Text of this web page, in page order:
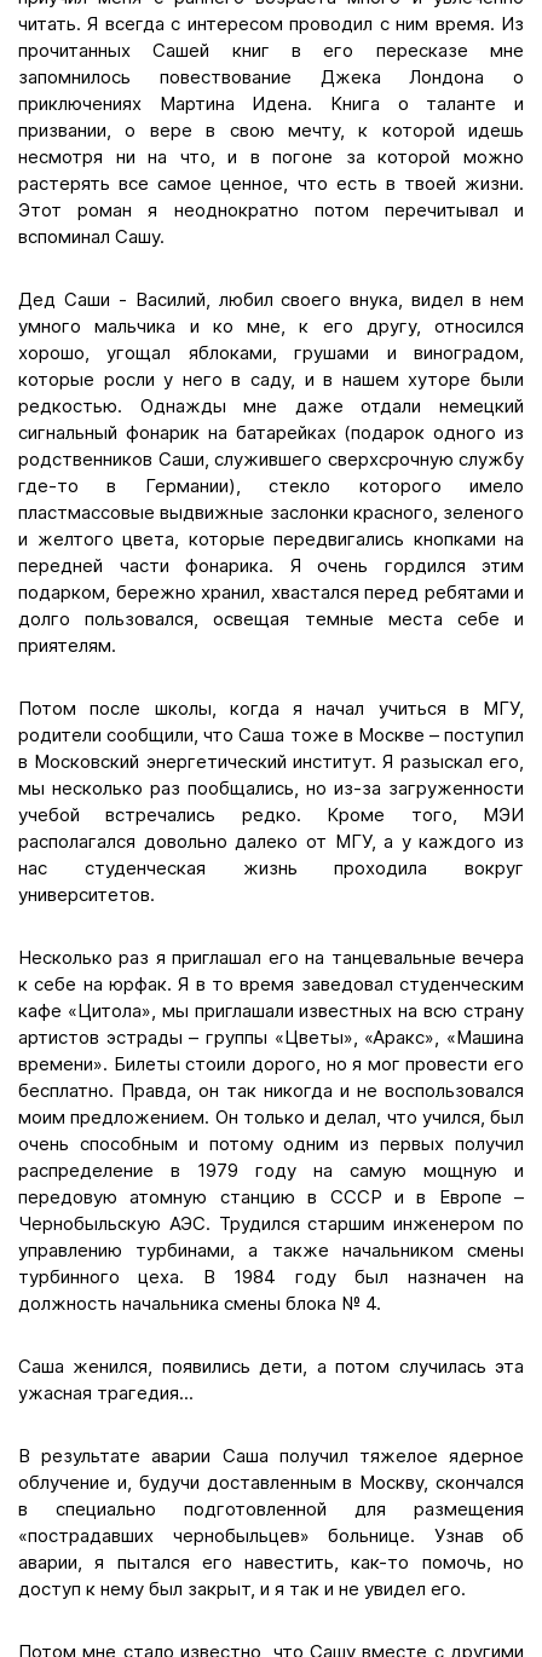
читать. Я всегда с интересом проводил с ним время. Из
прочитанных Сашей книг в его пересказе мне
запомнилось повествование Джека Лондона о
приключениях Мартина Идена. Книга о таланте и
призвании, о вере в свою мечту, к которой идешь
несмотря ни на что, и в погоне за которой можно
растерять все самое ценное, что есть в твоей жизни.
Этот роман я неоднократно потом перечитывал и
вспоминал Сашу.
Дед Саши - Василий, любил своего внука, видел в нем
умного мальчика и ко мне, к его другу, относился
хорошо, угощал яблоками, грушами и виноградом,
которые росли у него в саду, и в нашем хуторе были
редкостью. Однажды мне даже отдали немецкий
сигнальный фонарик на батарейках (подарок одного из
родственников Саши, служившего сверхсрочную службу
где-то в Германии), стекло которого имело
пластмассовые выдвижные заслонки красного, зеленого
и желтого цвета, которые передвигались кнопками на
передней части фонарика. Я очень гордился этим
подарком, бережно хранил, хвастался перед ребятами и
долго пользовался, освещая темные места себе и
приятелям.
Потом после школы, когда я начал учиться в МГУ,
родители сообщили, что Саша тоже в Москве – поступил
в Московский энергетический институт. Я разыскал его,
мы несколько раз пообщались, но из-за загруженности
учебой встречались редко. Кроме того, МЭИ
располагался довольно далеко от МГУ, а у каждого из
нас студенческая жизнь проходила вокруг
университетов.
Несколько раз я приглашал его на танцевальные вечера
к себе на юрфак. Я в то время заведовал студенческим
кафе «Цитола», мы приглашали известных на всю страну
артистов эстрады – группы «Цветы», «Аракс», «Машина
времени». Билеты стоили дорого, но я мог провести его
бесплатно. Правда, он так никогда и не воспользовался
моим предложением. Он только и делал, что учился, был
очень способным и потому одним из первых получил
распределение в 1979 году на самую мощную и
передовую атомную станцию в СССР и в Европе –
Чернобыльскую АЭС. Трудился старшим инженером по
управлению турбинами, а также начальником смены
турбинного цеха. В 1984 году был назначен на
должность начальника смены блока № 4.
Саша женился, появились дети, а потом случилась эта
ужасная трагедия...
В результате аварии Саша получил тяжелое ядерное
облучение и, будучи доставленным в Москву, скончался
в специально подготовленной для размещения
«пострадавших чернобыльцев» больнице. Узнав об
аварии, я пытался его навестить, как-то помочь, но
доступ к нему был закрыт, и я так и не увидел его.
Потом мне стало известно, что Сашу вместе с другими